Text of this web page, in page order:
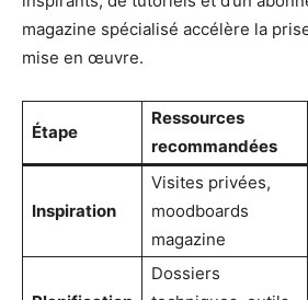
magazine spécialisé accélère la
mise en œuvre.
Étape
Ressources
recommandées
Inspiration
Visites privées,
moodboards
magazine
Dossiers